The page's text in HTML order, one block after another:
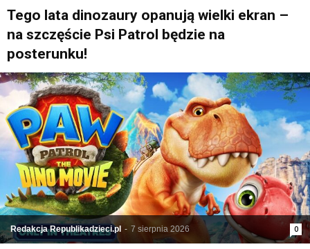
Tego lata dinozaury opanują wielki ekran –
na szczęście Psi Patrol będzie na
posterunku!
Redakcja Republikadzieci.pl - 7 sierpnia 2026 0